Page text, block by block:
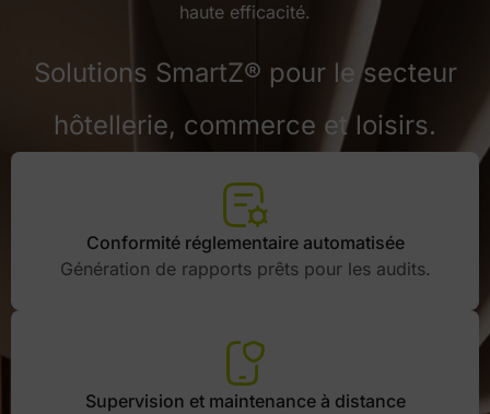
haute efficacité.
Solutions SmartZ® pour le secteur
hôtellerie, commerce et loisirs.
Conformité réglementaire automatisée
Génération de rapports prêts pour les audits.
Supervision et maintenance à distance